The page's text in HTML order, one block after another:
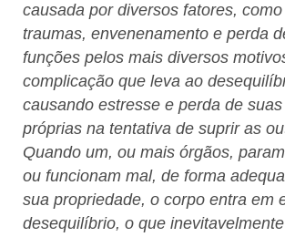
causada por diversos fatores,
traumas, envenenamento e perda
funções pelos mais diversos
complicação que leva ao
causando estresse e perda de
próprias na tentativa de suprir as
Quando um, ou mais órgãos,
ou funcionam mal, de forma
sua propriedade, o corpo entra em
desequilíbrio, o que